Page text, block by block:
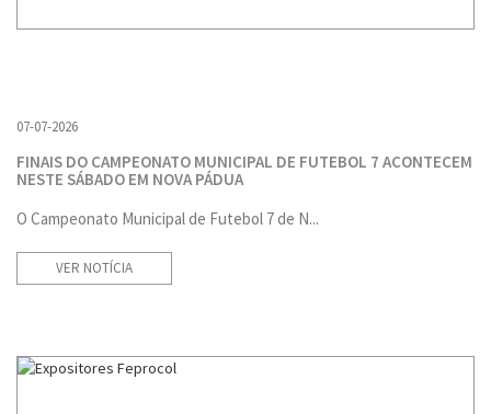
07-07-2026
FINAIS DO CAMPEONATO MUNICIPAL DE FUTEBOL 7 ACONTECEM
NESTE SÁBADO EM NOVA PÁDUA
O Campeonato Municipal de Futebol 7 de N...
VER NOTÍCIA